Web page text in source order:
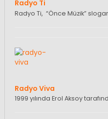
Radyo Ti
Radyo Ti, “Önce Müzik”
Radyo Viva
1999 yılında Erol Aksoy